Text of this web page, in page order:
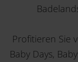
Profitieren Sie
Baby Days,